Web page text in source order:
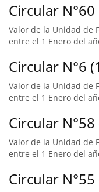
Circular
Valor de la Unidad de
entre el 1 Enero del
Circular N°6
Valor de la Unidad de
entre el 1 Enero del
Circular
Valor de la Unidad de
entre el 1 Enero del
Circular